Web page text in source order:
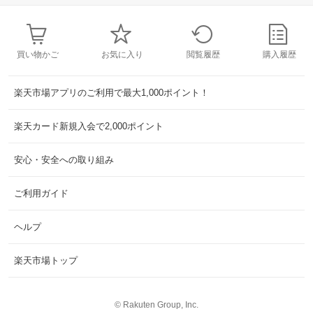
買い物かご お気に入り 閲覧履歴 購入履歴
楽天市場アプリのご利用で最大1,000ポイント！
楽天カード新規入会で2,000ポイント
安心・安全への取り組み
ご利用ガイド
ヘルプ
楽天市場トップ
© Rakuten Group, Inc.